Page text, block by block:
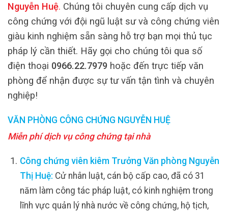
Nguyễn Huệ. Chúng tôi chuyên cung cấp dịch vụ
công chứng với đội ngũ luật sư và công chứng viên
giàu kinh nghiệm sẵn sàng hỗ trợ bạn mọi thủ tục
pháp lý cần thiết. Hãy gọi cho chúng tôi qua số
điện thoại 0966.22.7979 hoặc đến trực tiếp văn
phòng để nhận được sự tư vấn tận tình và chuyên
nghiệp!
VĂN PHÒNG CÔNG CHỨNG NGUYỄN HUỆ
Miễn phí dịch vụ công chứng tại nhà
Công chứng viên kiêm Trưởng Văn phòng Nguyễn
Thị Huệ: Cử nhân luật, cán bộ cấp cao, đã có 31
năm làm công tác pháp luật, có kinh nghiệm trong
lĩnh vực quản lý nhà nước về công chứng, hộ tịch,